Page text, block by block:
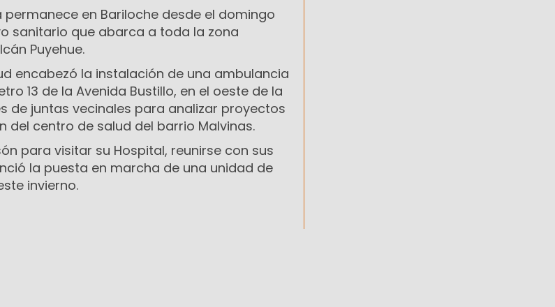
en Bariloche desde el domingo
sanitario que abarca a toda la zona
Puyehue.
encabezó la instalación de una ambulancia
13 de la Avenida Bustillo, en el oeste de la
de juntas vecinales para analizar proyectos
centro de salud del barrio Malvinas.
para visitar su Hospital, reunirse con sus
la puesta en marcha de una unidad de
invierno.